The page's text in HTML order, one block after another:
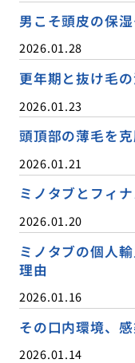
男こそ頭皮の保
2026.01.28
更年期と抜け毛
2026.01.23
頭頂部の薄毛を
2026.01.21
ミノタブとフィ
2026.01.20
ミノタブの個人
理由
2026.01.16
その口内環境、
2026.01.14